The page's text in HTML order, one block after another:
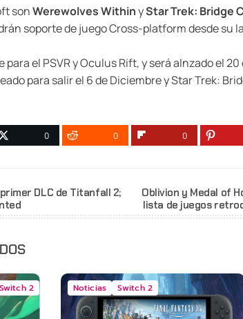
sonWerewolves WithinyStar Trek: Bridge
soporte de juego Cross-platform desde su
el PSVR y Oculus Rift, y será alnzado el
para salir el 6 de Diciembre y Star Trek:
0 0 0
DLC de Titanfall 2;
Oblivion y Medal of
lista de juegos
Switch 2
Noticias Switch 2